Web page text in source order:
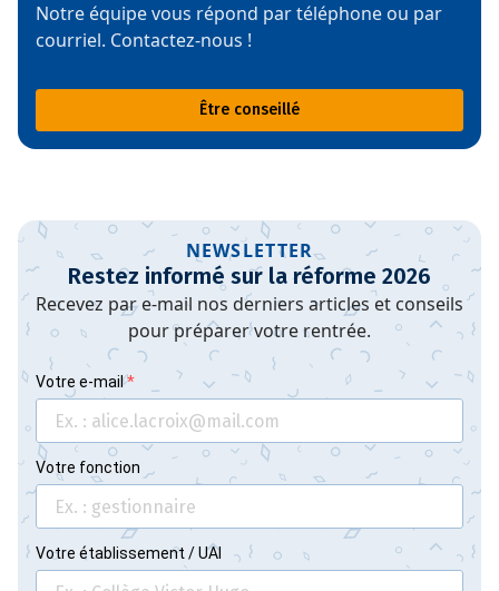
Notre équipe vous répond par téléphone ou par
courriel. Contactez-nous !
Être conseillé
NEWSLETTER
Restez informé sur la réforme 2026
Recevez par e-mail nos derniers articles et conseils
pour préparer votre rentrée.
Votre e-mail
Votre fonction
Votre établissement / UAI